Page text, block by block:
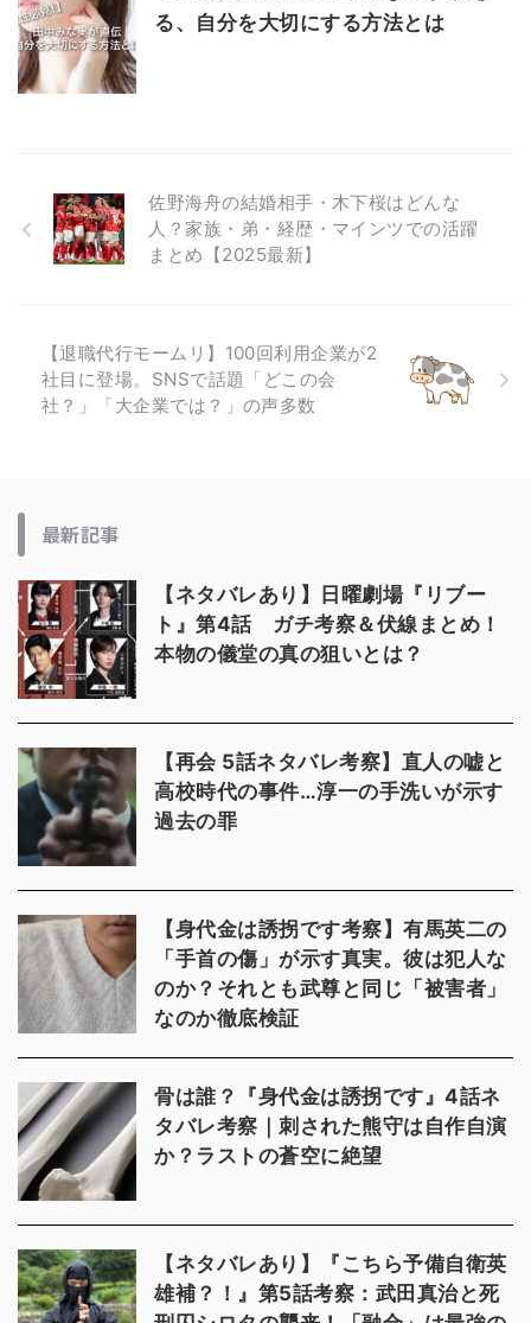
る、自分を大切にする方法とは
佐野海舟の結婚相手・木下桜はどんな
人？家族・弟・経歴・マインツでの活躍
まとめ【2025最新】
【退職代行モームリ】100回利用企業が2
社目に登場。SNSで話題「どこの会
社？」「大企業では？」の声多数
最新記事
【ネタバレあり】日曜劇場『リブー
ト』第4話 ガチ考察＆伏線まとめ！
本物の儀堂の真の狙いとは？
【再会 5話ネタバレ考察】直人の嘘と
高校時代の事件…淳一の手洗いが示す
過去の罪
【身代金は誘拐です考察】有馬英二の
「手首の傷」が示す真実。彼は犯人な
のか？それとも武尊と同じ「被害者」
なのか徹底検証
骨は誰？『身代金は誘拐です』4話ネ
タバレ考察｜刺された熊守は自作自演
か？ラストの蒼空に絶望
【ネタバレあり】『こちら予備自衛英
雄補？！』第5話考察：武田真治と死